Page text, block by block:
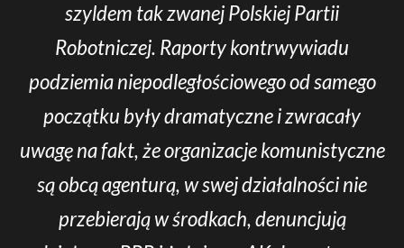
szyldem tak zwanej Polskiej Partii
Robotniczej. Raporty kontrwywiadu
podziemia niepodległościowego od samego
początku były dramatyczne i zwracały
uwagę na fakt, że organizacje komunistyczne
są obcą agenturą, w swej działalności nie
przebierają w środkach, denuncjują